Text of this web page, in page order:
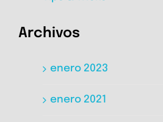
Archivos
enero 2023
enero 2021